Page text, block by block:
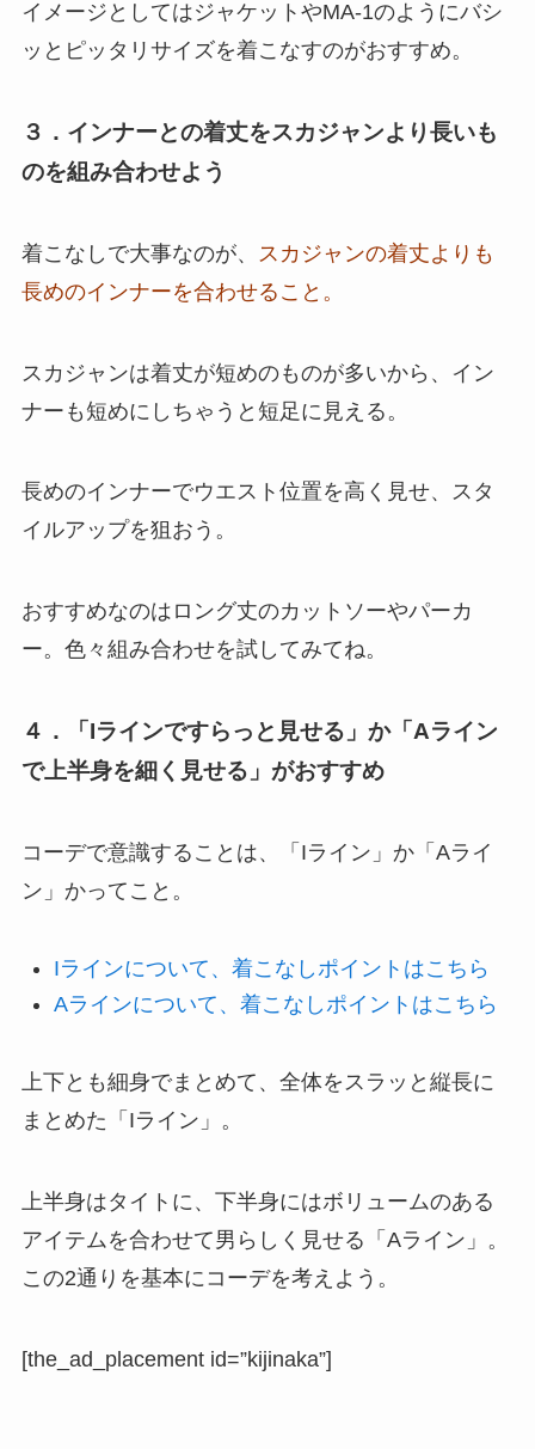
イメージとしてはジャケットやMA-1のようにバシ
ッとピッタリサイズを着こなすのがおすすめ。
３．インナーとの着丈をスカジャンより長いも
のを組み合わせよう
着こなしで大事なのが、
スカジャンの着丈よりも
長めのインナーを合わせること。
スカジャンは着丈が短めのものが多いから、イン
ナーも短めにしちゃうと短足に見える。
長めのインナーでウエスト位置を高く見せ、スタ
イルアップを狙おう。
おすすめなのはロング丈のカットソーやパーカ
ー。色々組み合わせを試してみてね。
４．「Iラインですらっと見せる」か「Aライン
で上半身を細く見せる」がおすすめ
コーデで意識することは、「Iライン」か「Aライ
ン」かってこと。
Iラインについて、着こなしポイントはこちら
Aラインについて、着こなしポイントはこちら
上下とも細身でまとめて、全体をスラッと縦長に
まとめた「Iライン」。
上半身はタイトに、下半身にはボリュームのある
アイテムを合わせて男らしく見せる「Aライン」。
この2通りを基本にコーデを考えよう。
[the_ad_placement id=”kijinaka”]